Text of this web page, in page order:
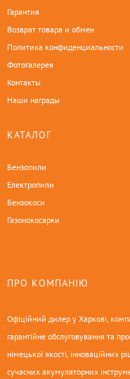
Гарантия
Возврат товара и обмен
Политика конфиденциальности
Фотогалерея
Контакты
Наши награды
КАТАЛОГ
Бензопили
Електропили
Бензокоси
Газонокосарки
ПРО КОМПАНІЮ
Офіційний дилер у Харкові,
гарантійне обслуговування та
німецької якості, інноваційних
сучасних акумуляторних